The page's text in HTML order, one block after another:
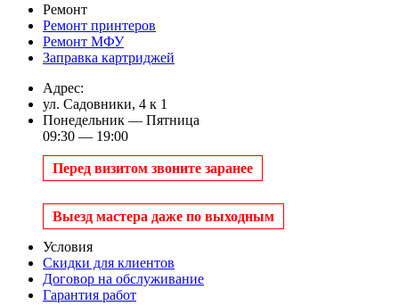
Ремонт
Ремонт принтеров
Ремонт МФУ
Заправка картриджей
Адрес:
ул. Садовники, 4 к 1
Понедельник — Пятница
09:30 — 19:00
Перед визитом звоните заранее
Выезд мастера даже по выходным
Условия
Скидки для клиентов
Договор на обслуживание
Гарантия работ